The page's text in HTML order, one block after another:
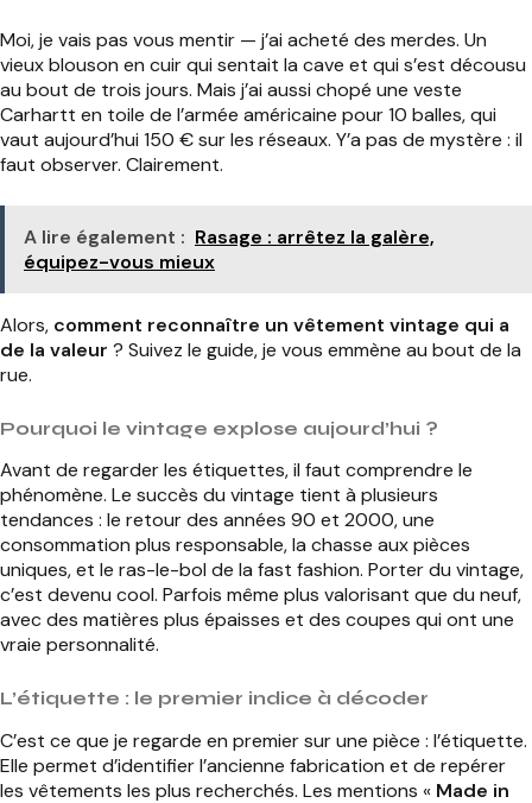
Moi, je vais pas vous mentir — j’ai acheté des merdes. Un
vieux blouson en cuir qui sentait la cave et qui s’est décousu
au bout de trois jours. Mais j’ai aussi chopé une veste
Carhartt en toile de l’armée américaine pour 10 balles, qui
vaut aujourd’hui 150 € sur les réseaux. Y’a pas de mystère : il
faut observer. Clairement.
A lire également : Rasage : arrêtez la galère,
équipez-vous mieux
Alors, comment reconnaître un vêtement vintage qui a
de la valeur ? Suivez le guide, je vous emmène au bout de la
rue.
Pourquoi le vintage explose aujourd’hui ?
Avant de regarder les étiquettes, il faut comprendre le
phénomène. Le succès du vintage tient à plusieurs
tendances : le retour des années 90 et 2000, une
consommation plus responsable, la chasse aux pièces
uniques, et le ras-le-bol de la fast fashion. Porter du vintage,
c’est devenu cool. Parfois même plus valorisant que du neuf,
avec des matières plus épaisses et des coupes qui ont une
vraie personnalité.
L’étiquette : le premier indice à décoder
C’est ce que je regarde en premier sur une pièce : l’étiquette.
Elle permet d’identifier l’ancienne fabrication et de repérer
les vêtements les plus recherchés. Les mentions « Made in